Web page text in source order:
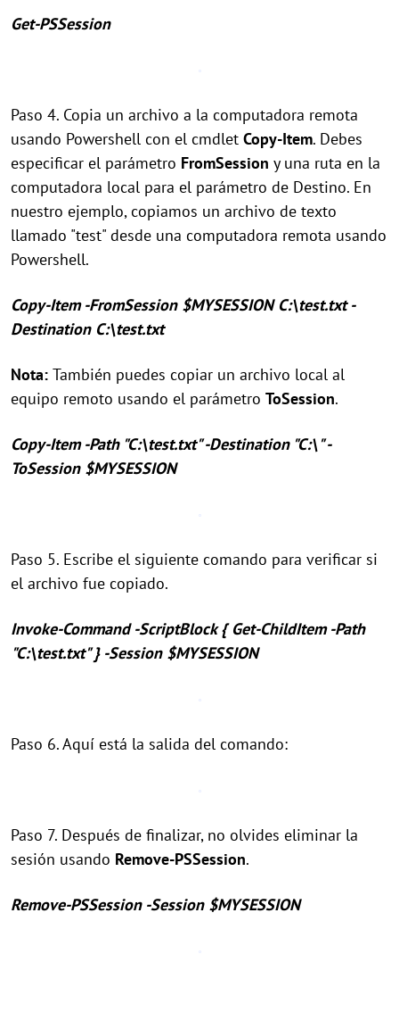
Get-PSSession
Paso 4. Copia un archivo a la computadora remota
usando Powershell con el cmdlet Copy-Item. Debes
especificar el parámetro FromSession y una ruta en la
computadora local para el parámetro de Destino. En
nuestro ejemplo, copiamos un archivo de texto
llamado "test" desde una computadora remota usando
Powershell.
Copy-Item -FromSession $MYSESSION C:\test.txt -
Destination C:\test.txt
Nota: También puedes copiar un archivo local al
equipo remoto usando el parámetro ToSession.
Copy-Item -Path "C:\test.txt" -Destination "C:\" -
ToSession $MYSESSION
Paso 5. Escribe el siguiente comando para verificar si
el archivo fue copiado.
Invoke-Command -ScriptBlock { Get-ChildItem -Path
"C:\test.txt" } -Session $MYSESSION
Paso 6. Aquí está la salida del comando:
Paso 7. Después de finalizar, no olvides eliminar la
sesión usando Remove-PSSession.
Remove-PSSession -Session $MYSESSION